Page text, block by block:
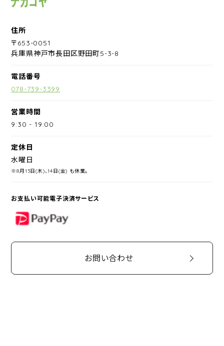
住所
〒653-0051
兵庫県神戸市長田区野田町5-3-8
電話番号
078-739-3399
営業時間
9:30 -19:00
定休日
水曜日
※8月13日(木)、14日(金) も休業。
お支払い可能電子決済サービス
PayPay
お問い合わせ